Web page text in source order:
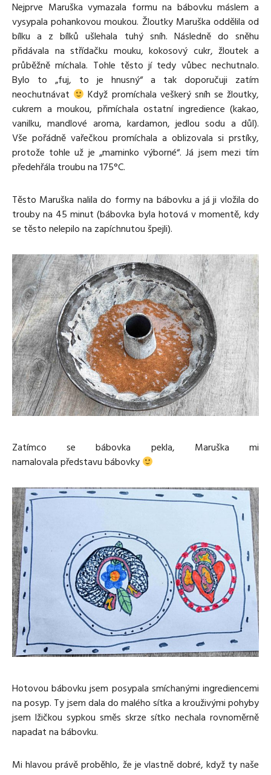
Nejprve Maruška vymazala formu na bábovku máslem a
vysypala pohankovou moukou. Žloutky Maruška oddělila od
bílku a z bílků ušlehala tuhý sníh. Následně do sněhu
přidávala na střídačku mouku, kokosový cukr, žloutek a
průběžně míchala. Tohle těsto jí tedy vůbec nechutnalo.
Bylo to „fuj, to je hnusný“ a tak doporučuji zatím
neochutnávat
Když promíchala veškerý sníh se žloutky,
cukrem a moukou, přimíchala ostatní ingredience (kakao,
vanilku, mandlové aroma, kardamon, jedlou sodu a důl).
Vše pořádně vařečkou promíchala a oblizovala si prstíky,
protože tohle už je „maminko výborné“. Já jsem mezi tím
předehřála troubu na 175°C.
Těsto Maruška nalila do formy na bábovku a já ji vložila do
trouby na 45 minut (bábovka byla hotová v momentě, kdy
se těsto nelepilo na zapíchnutou špejli).
Zatímco se bábovka pekla, Maruška mi
namalovala představu bábovky
Hotovou bábovku jsem posypala smíchanými ingrediencemi
na posyp. Ty jsem dala do malého sítka a krouživými pohyby
jsem lžičkou sypkou směs skrze sítko nechala rovnoměrně
napadat na bábovku.
Mi hlavou právě proběhlo, že je vlastně dobré, když ty naše